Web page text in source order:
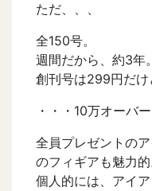
ただ、、、
全150号。
週間だから、約3年。
創刊号は299円だけ
・・・10万オーバ
全員プレゼントの
のフィギアも魅力的
個人的には、アイ